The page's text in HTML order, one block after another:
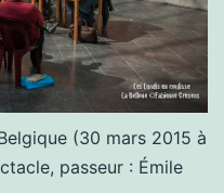
(30 mars 2015 à
passeur : Émile